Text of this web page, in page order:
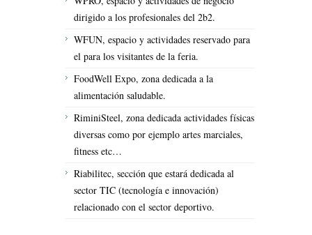
dirigido a los profesionales del 2b2.
WFUN, espacio y actividades reservado para
el para los visitantes de la feria.
FoodWell Expo, zona dedicada a la
alimentación saludable.
RiminiSteel, zona dedicada actividades físicas
diversas como por ejemplo artes marciales,
fitness etc…
Riabilitec, sección que estará dedicada al
sector TIC (tecnología e innovación)
relacionado con el sector deportivo.